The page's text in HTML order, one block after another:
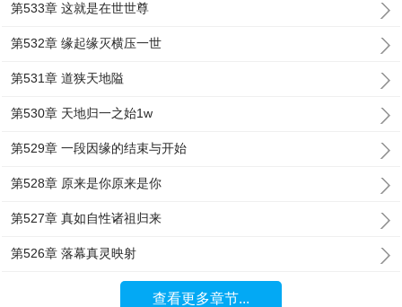
第533章 这就是在世世尊
第532章 缘起缘灭横压一世
第531章 道狭天地隘
第530章 天地归一之始1w
第529章 一段因缘的结束与开始
第528章 原来是你原来是你
第527章 真如自性诸祖归来
第526章 落幕真灵映射
查看更多章节...